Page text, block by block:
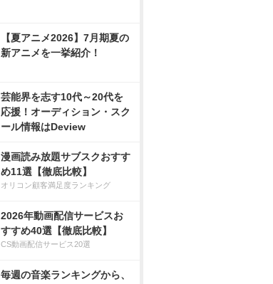
【夏アニメ2026】7月期夏の
新アニメを一挙紹介！
芸能界を志す10代～20代を
応援！オーディション・スク
ール情報はDeview
漫画読み放題サブスクおすす
め11選【徹底比較】
オリコン顧客満足度ランキング
2026年動画配信サービスお
すすめ40選【徹底比較】
CS動画配信サービス20選
毎週の音楽ランキングから、